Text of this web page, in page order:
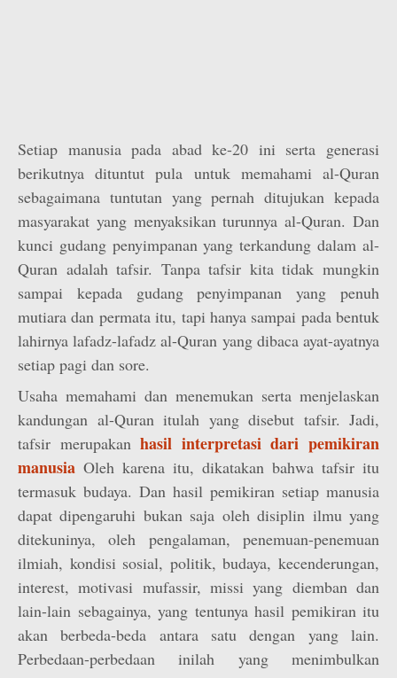
Setiap manusia pada abad ke-20 ini serta generasi
berikutnya dituntut pula untuk memahami al-Quran
sebagaimana tuntutan yang pernah ditujukan kepada
masyarakat yang menyaksikan turunnya al-Quran. Dan
kunci gudang penyimpanan yang terkandung dalam al-
Quran adalah tafsir. Tanpa tafsir kita tidak mungkin
sampai kepada gudang penyimpanan yang penuh
mutiara dan permata itu, tapi hanya sampai pada bentuk
lahirnya lafadz-lafadz al-Quran yang dibaca ayat-ayatnya
setiap pagi dan sore.
Usaha memahami dan menemukan serta menjelaskan
kandungan al-Quran itulah yang disebut tafsir. Jadi,
tafsir merupakanhasil interpretasi dari pemikiran
manusia Oleh karena itu, dikatakan bahwa tafsir itu
termasuk budaya. Dan hasil pemikiran setiap manusia
dapat dipengaruhi bukan saja oleh disiplin ilmu yang
ditekuninya, oleh pengalaman, penemuan-penemuan
ilmiah, kondisi sosial, politik, budaya, kecenderungan,
interest, motivasi mufassir, missi yang diemban dan
lain-lain sebagainya, yang tentunya hasil pemikiran itu
akan berbeda-beda antara satu dengan yang lain.
Perbedaan-perbedaan inilah yang menimbulkan